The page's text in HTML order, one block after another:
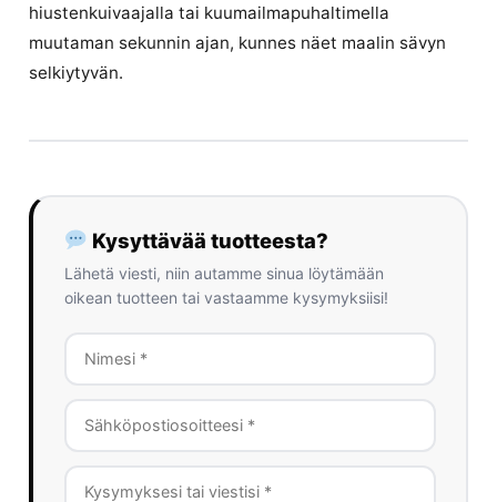
hiustenkuivaajalla tai kuumailmapuhaltimella
muutaman sekunnin ajan, kunnes näet maalin sävyn
selkiytyvän.
Kysyttävää tuotteesta?
Lähetä viesti, niin autamme sinua löytämään
oikean tuotteen tai vastaamme kysymyksiisi!